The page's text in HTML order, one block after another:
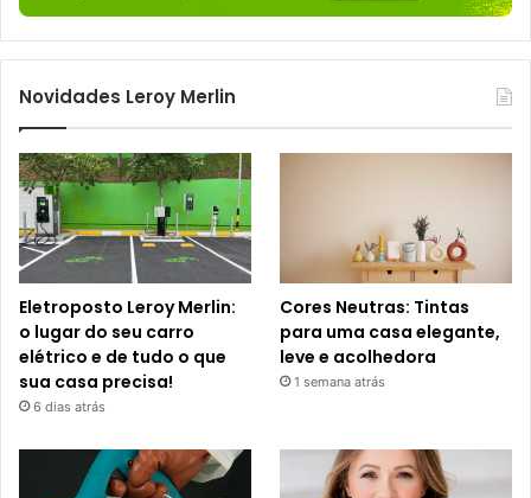
Novidades Leroy Merlin
Eletroposto Leroy Merlin:
o lugar do seu carro
elétrico e de tudo o que
sua casa precisa!
6 dias atrás
Cores Neutras: Tintas
para uma casa elegante,
leve e acolhedora
1 semana atrás